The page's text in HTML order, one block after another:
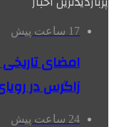
17 ساعت پیش
امضای
زاگرس در
24 ساعت پیش